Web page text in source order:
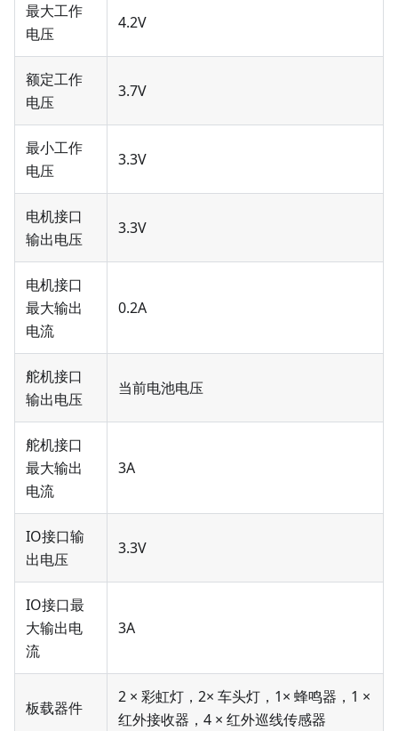
最大工作
电压
4.2V
额定工作
电压
3.7V
最小工作
电压
3.3V
电机接口
输出电压
3.3V
电机接口
最大输出
电流
0.2A
舵机接口
输出电压
当前电池电压
舵机接口
最大输出
电流
3A
IO接口输
出电压
3.3V
IO接口最
大输出电
流
3A
板载器件
2 × 彩虹灯，2× 车头灯，1× 蜂鸣器，1 ×
红外接收器，4 × 红外巡线传感器